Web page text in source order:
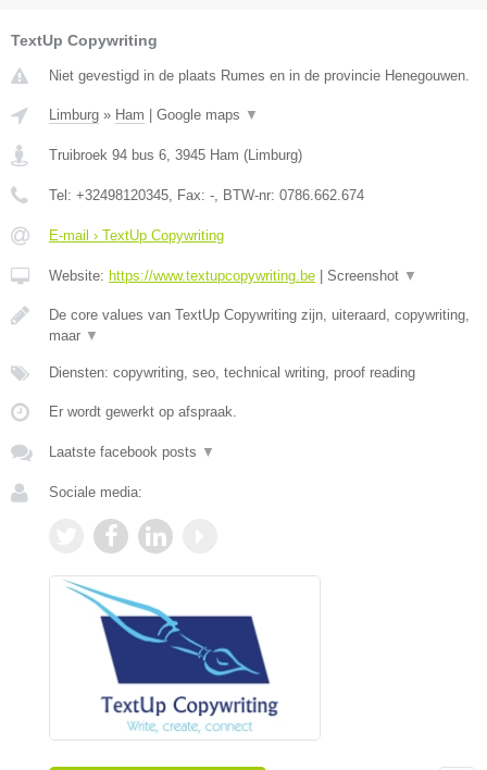
TextUp Copywriting
Niet gevestigd in de plaats Rumes en in de provincie Henegouwen.
Limburg » Ham Google maps ▼
Truibroek 94 bus 6, 3945 Ham (Limburg)
Tel: +32498120345, Fax: -, BTW-nr: 0786.662.674
E-mail › TextUp Copywriting
Website: https://www.textupcopywriting.be Screenshot ▼
De core values van TextUp Copywriting zijn, uiteraard, copywriting,
maar ▼
Diensten: copywriting, seo, technical writing, proof reading
Er wordt gewerkt op afspraak.
Laatste facebook posts ▼
Sociale media: